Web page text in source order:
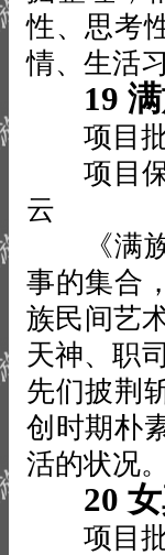
性、思考
情、生活
19
项目批
项目保
云
《满族
事的集合
族民间艺
天神、职
先们披荆
创时期朴
活的状况。
20
项目批